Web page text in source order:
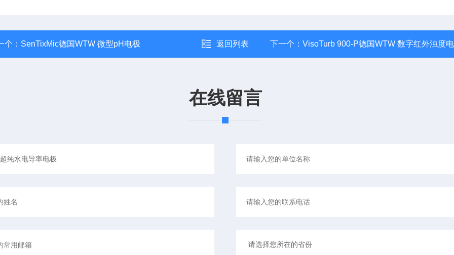
个： SenTixMic德国WTW 微型pH电极 返回列表 下一个： VisoTurb 900-P德国WTW 数字红外浊度
在线留言